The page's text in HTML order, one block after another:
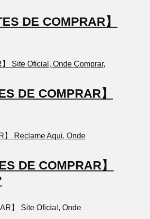
DE COMPRAR】
DE COMPRAR】
DE COMPRAR】